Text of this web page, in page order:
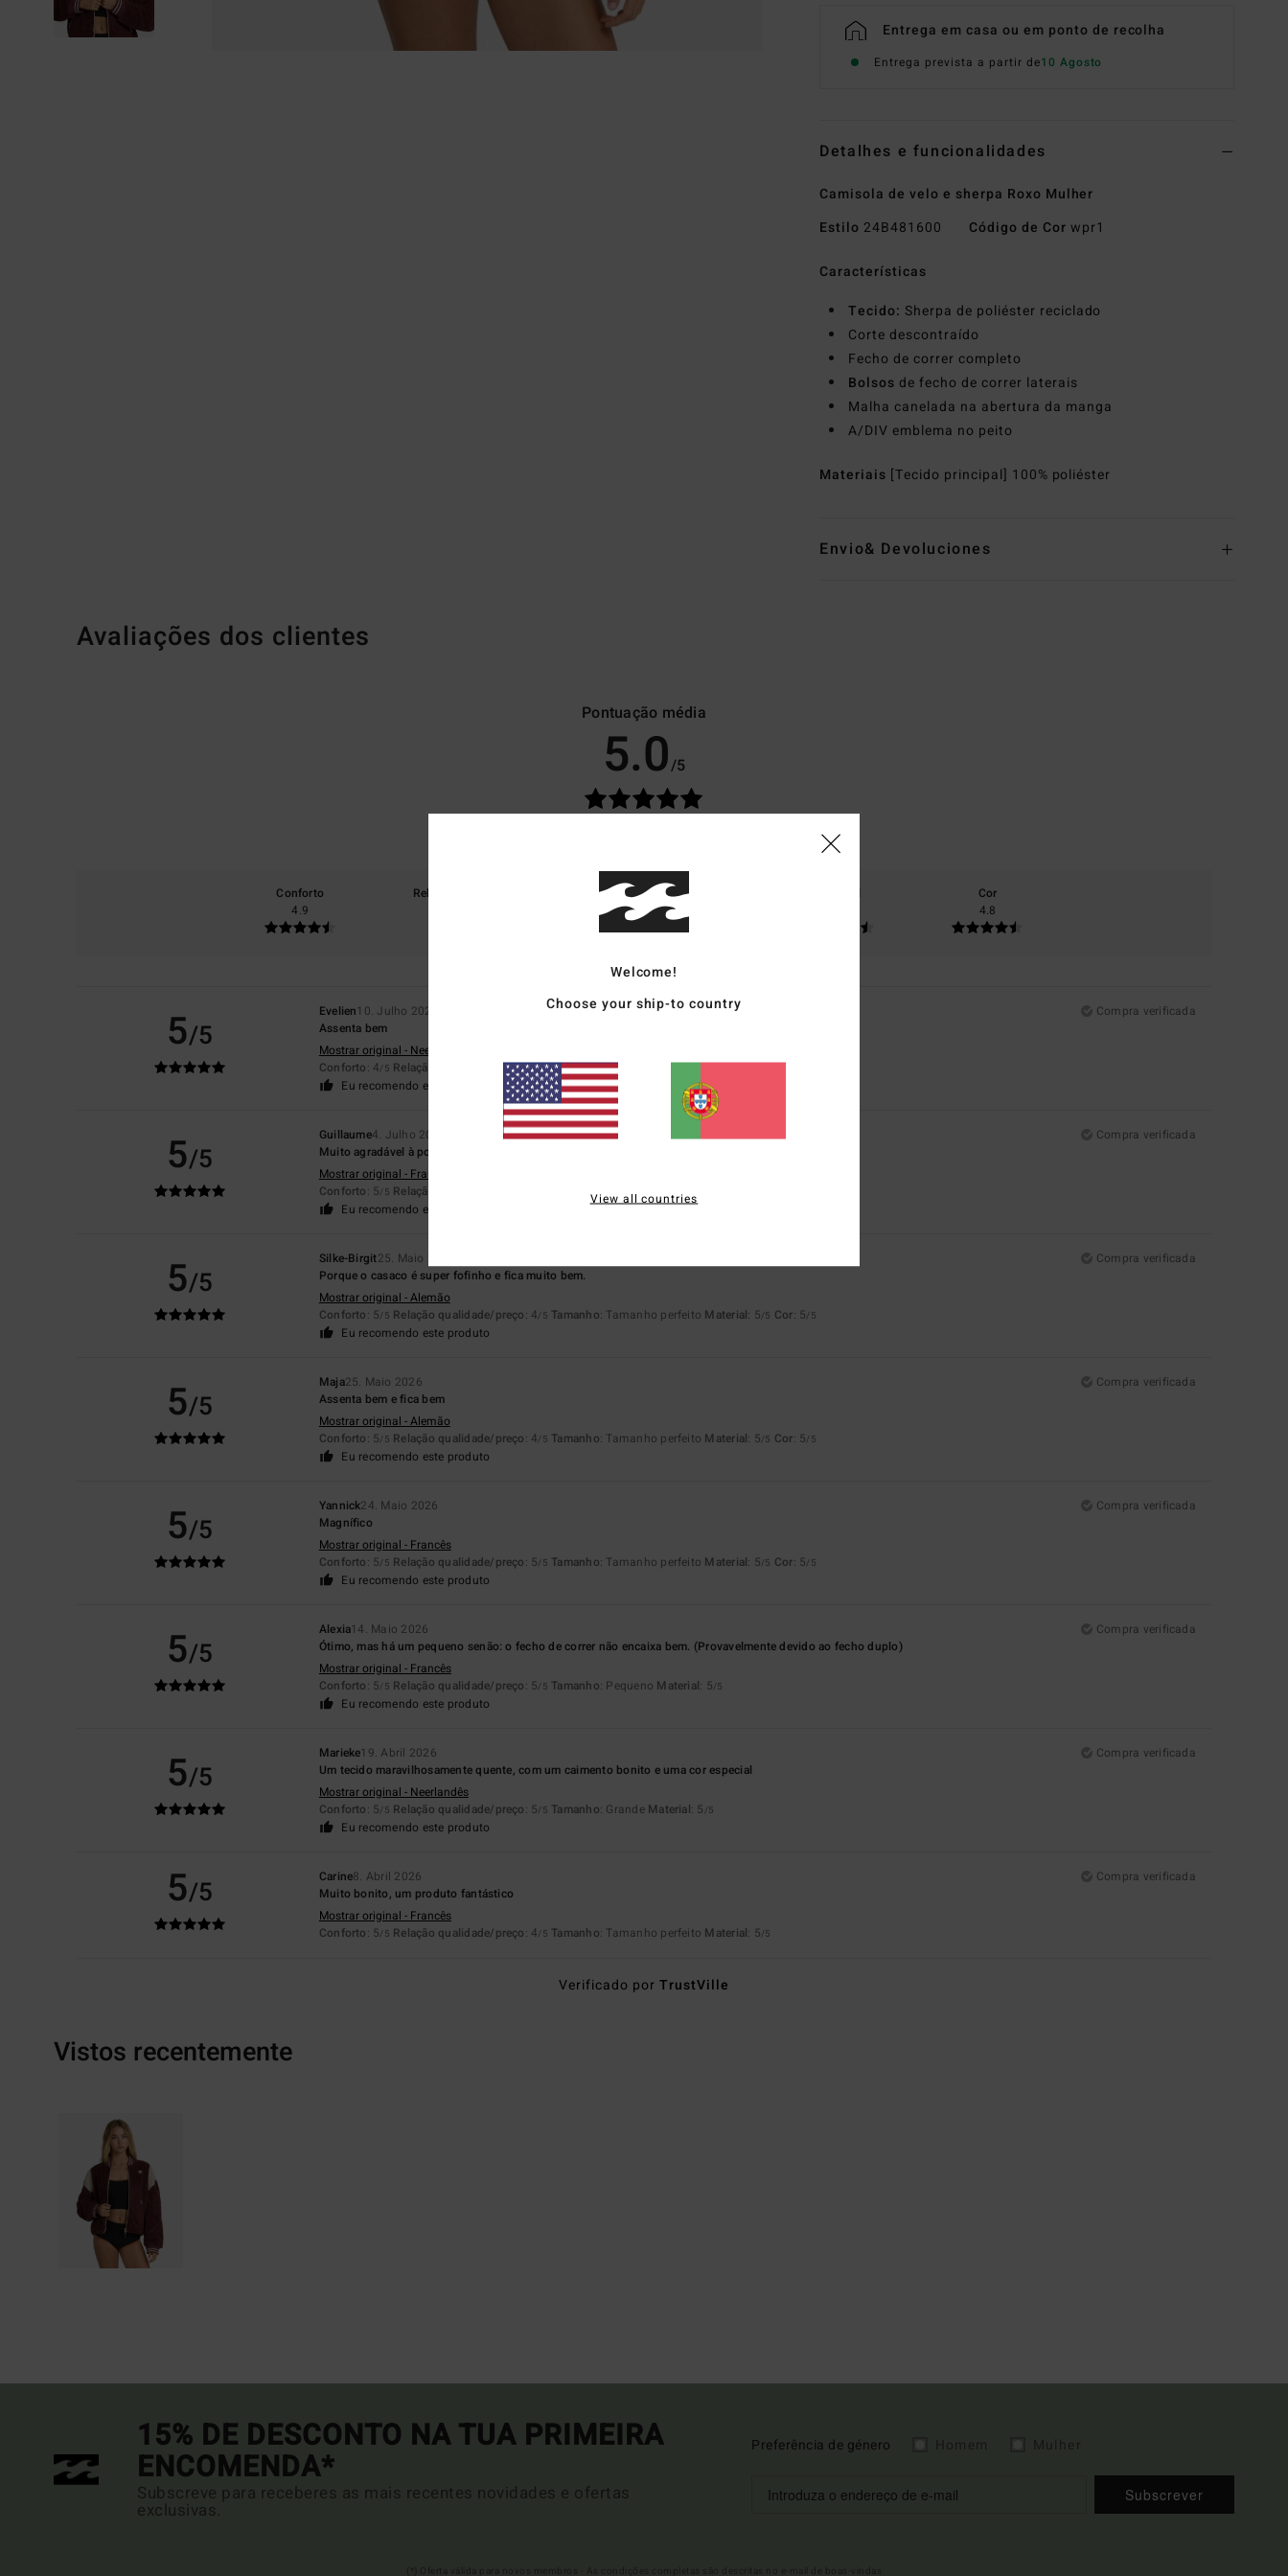
Entrega em casa ou em ponto de recolha
Entrega prevista a partir de10 Agosto
Detalhes e funcionalidades
Camisola de velo e sherpa Roxo Mulher
Estilo 24B481600 Código de Cor wpr1
Características
Tecido: Sherpa de poliéster reciclado
Corte descontraído
Fecho de correr completo
Bolsos de fecho de correr laterais
Malha canelada na abertura da manga
A/DIV emblema no peito
Materiais [Tecido principal] 100% poliéster
Envio& Devoluciones
Avaliações dos clientes
Pontuação média
5.0/5
Conforto
4.9
Relação qualidade/preço
Tamanho
Muito pequenoDemasiado grande
Cor
4.8
5/5
Evelien10. Julho 2026
Compra verificada
Assenta bem
Mostrar original - Neerlandês
Conforto: 4/5 Relação qualidade/preço: 4/5 Tamanho: Tamanho perfeitoMaterial: 4 Cor
Eu recomendo este produto
5/5
Guillaume4. Julho 2026
Compra verificada
Muito agradável à porta
Mostrar original - Francês
Conforto: 5/5 Relação qualidade/preço Tamanho: Tamanho perfeito
Eu recomendo este produto
5/5
Silke-Birgit25. Maio 2026
Compra verificada
Porque o casaco é super fofinho e fica muito bem.
Mostrar original - Alemão
Conforto: 5/5 Relação qualidade/preço: 4/5 Tamanho: Tamanho perfeito Material: 5/5 Cor: 5/5
Eu recomendo este produto
5/5
Maja25. Maio 2026
Compra verificada
Assenta bem e fica bem
Mostrar original - Alemão
Conforto: 5/5 Relação qualidade/preço: 4/5 Tamanho: Tamanho perfeito Material: 5/5 Cor: 5/5
Eu recomendo este produto
5/5
Yannick24. Maio 2026
Compra verificada
Magnífico
Mostrar original - Francês
Conforto: 5/5 Relação qualidade/preço: 5/5 Tamanho: Tamanho perfeito Material: 5/5 Cor: 5/5
Eu recomendo este produto
5/5
Alexia14. Maio 2026
Compra verificada
Ótimo, mas há um pequeno senão: o fecho de correr não encaixa bem. (Provavelmente devido ao fecho duplo)
Mostrar original - Francês
Conforto: 5/5 Relação qualidade/preço: 5/5 Tamanho: Pequeno Material: 5/5
Eu recomendo este produto
5/5
Marieke19. Abril 2026
Compra verificada
Um tecido maravilhosamente quente, com um caimento bonito e uma cor especial
Mostrar original - Neerlandês
Conforto: 5/5 Relação qualidade/preço: 5/5 Tamanho: Grande Material: 5 /5
Eu recomendo este produto
5/5 Carine8. Abril 2026
Compra verificada
Muito bonito, um produto fantástico
Mostrar original - Francês
Conforto: 5/5 Relação qualidade/preço: 4/5 Tamanho: Tamanho perfeito Material: 5/5
Verificado por TrustVille
Vistos recentemente
15% DE DESCONTO NA TUA PRIMEIRA
ENCOMENDA*
Subscreve para receberes as mais recentes novidades e ofertas
exclusivas.
Preferência de género
Subscrever
Welcome!
Choose your ship-to country
View all countries